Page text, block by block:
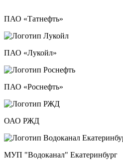
ПАО «Татнефть»
ПАО «Лукойл»
ПАО «Роснефть»
ОАО РЖД
МУП "Водоканал" Екатеринбург